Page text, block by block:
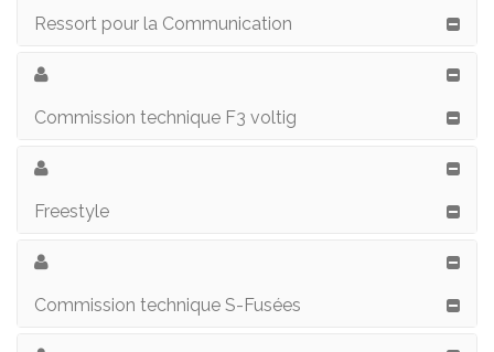
Ressort pour la Communication
Commission technique F3 voltig
Freestyle
Commission technique S-Fusées